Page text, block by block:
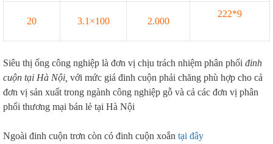
20 3.1×100 2.000
222*9
Siêu thị ống công nghiệp là đơn vị chịu trách nhiệm phân phối đinh
cuộn tại Hà Nội, với mức giá đinh cuộn phải chăng phù hợp cho cả
đơn vị sản xuất trong ngành công nghiệp gỗ và cả các đơn vị phân
phối thương mại bán lẻ tại Hà Nội
Ngoài đinh cuộn trơn còn có đinh cuộn xoắn tại đây